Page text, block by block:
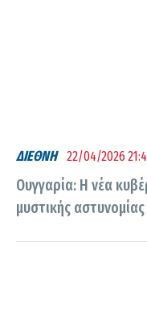
ΔΙΕΘΝΗ 22/04/2026
Ουγγαρία: Η νέα
μυστικής